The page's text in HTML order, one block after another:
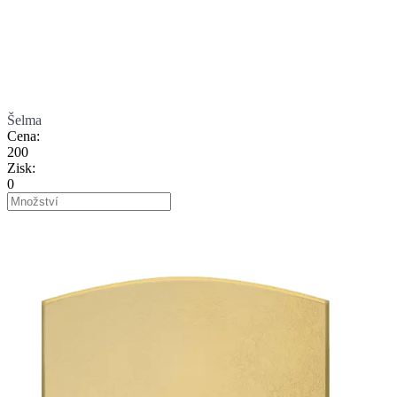
Šelma
Cena:
200
Zisk:
0